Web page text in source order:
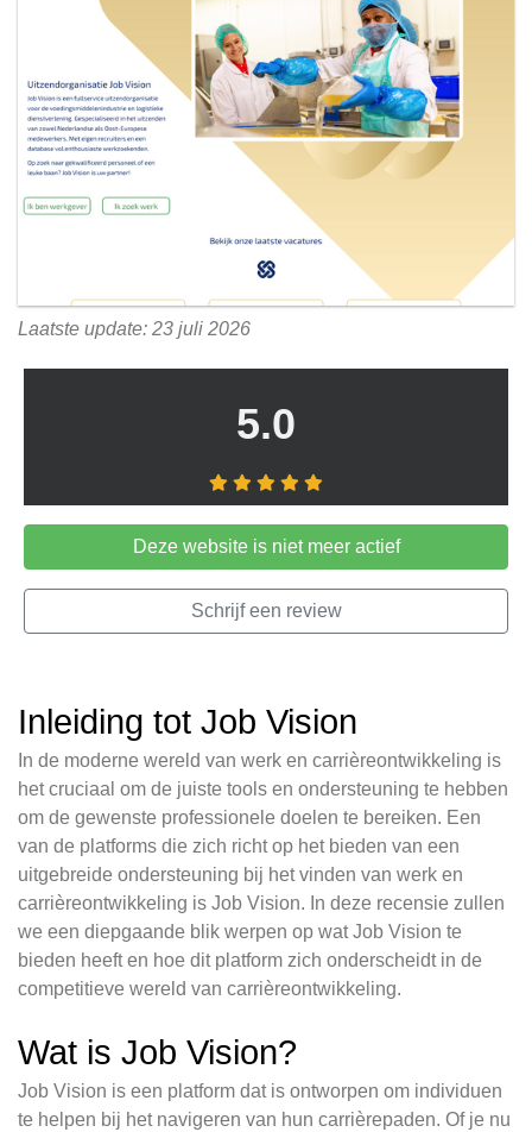
Laatste update: 23 juli 2026
5.0
Deze website is niet meer actief
Schrijf een review
Inleiding tot Job Vision
In de moderne wereld van werk en carrièreontwikkeling is
het cruciaal om de juiste tools en ondersteuning te hebben
om de gewenste professionele doelen te bereiken. Een
van de platforms die zich richt op het bieden van een
uitgebreide ondersteuning bij het vinden van werk en
carrièreontwikkeling is Job Vision. In deze recensie zullen
we een diepgaande blik werpen op wat Job Vision te
bieden heeft en hoe dit platform zich onderscheidt in de
competitieve wereld van carrièreontwikkeling.
Wat is Job Vision?
Job Vision is een platform dat is ontworpen om individuen
te helpen bij het navigeren van hun carrièrepaden. Of je nu